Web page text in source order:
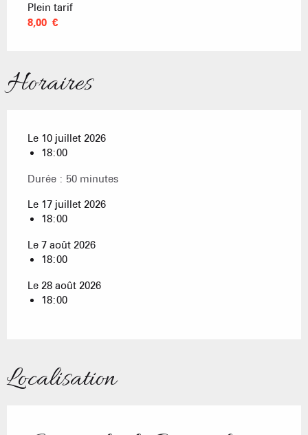
Plein tarif
8,00 €
Horaires
Le 10 juillet 2026
18:00
Durée : 50 minutes
Le 17 juillet 2026
18:00
Le 7 août 2026
18:00
Le 28 août 2026
18:00
Localisation